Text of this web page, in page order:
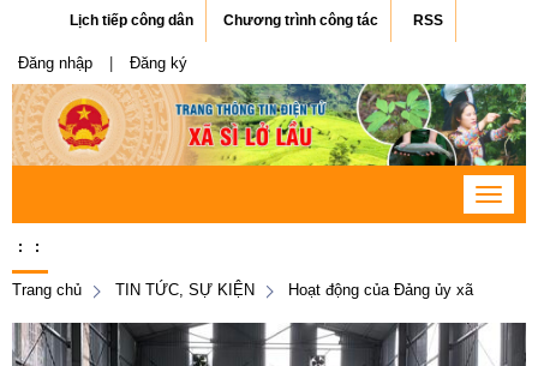
Lịch tiếp công dân Chương trình công tác RSS
Đăng nhập Đăng ký
Toggle
: :
Trang chủ TIN TỨC, SỰ KIỆN Hoạt động của Đảng ủy xã